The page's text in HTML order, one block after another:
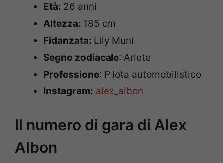
Età: 26 anni
Altezza: 185 cm
Fidanzata: Lily Muni
Segno zodiacale: Ariete
Professione: Pilota automobilistico
Instagram: alex_albon
Il numero di gara di Alex
Albon